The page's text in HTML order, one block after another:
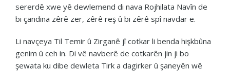
sererdê xwe yê dewlemend di nava Rojhilata Navîn de
bi çandina zêrê zer, zêrê reş û bi zêrê spî navdar e.
Li navçeya Til Temir û Zirganê jî cotkar li benda hişkbûna
genim û ceh in. Di vê navberê de cotkarên jin ji bo
şewata ku dibe dewleta Tirk a dagirker û şaneyên wê